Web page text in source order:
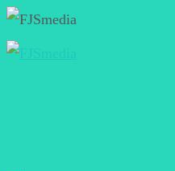
Zum
Inhalt